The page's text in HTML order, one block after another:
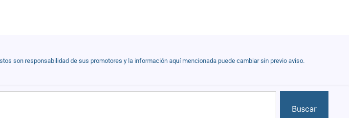
son responsabilidad de sus promotores y la información aquí mencionada puede cambiar sin previo aviso.
Buscar